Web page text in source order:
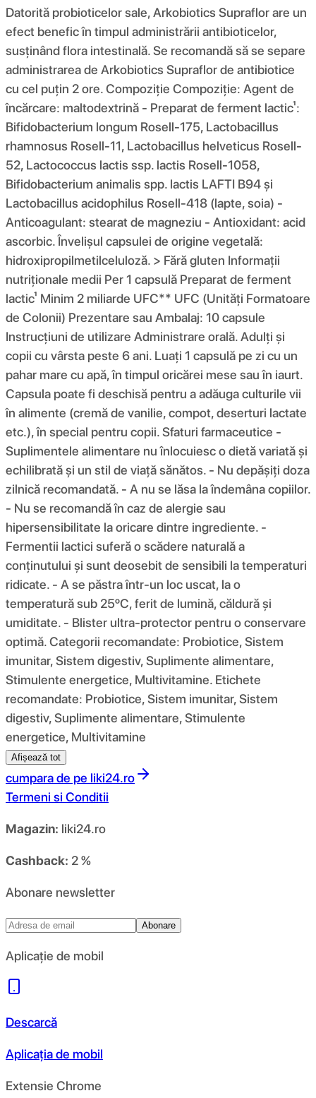
Datorită probioticelor sale, Arkobiotics Supraflor are un
efect benefic în timpul administrării antibioticelor,
susținând flora intestinală. Se recomandă să se separe
administrarea de Arkobiotics Supraflor de antibiotice
cu cel puțin 2 ore. Compoziţie Compoziție: Agent de
încărcare: maltodextrină - Preparat de ferment lactic¹:
Bifidobacterium longum Rosell-175, Lactobacillus
rhamnosus Rosell-11, Lactobacillus helveticus Rosell-
52, Lactococcus lactis ssp. lactis Rosell-1058,
Bifidobacterium animalis spp. lactis LAFTI B94 și
Lactobacillus acidophilus Rosell-418 (lapte, soia) -
Anticoagulant: stearat de magneziu - Antioxidant: acid
ascorbic. Învelișul capsulei de origine vegetală:
hidroxipropilmetilceluloză. > Fără gluten Informații
nutriționale medii Per 1 capsulă Preparat de ferment
lactic¹ Minim 2 miliarde UFC** UFC (Unități Formatoare
de Colonii) Prezentare sau Ambalaj: 10 capsule
Instrucțiuni de utilizare Administrare orală. Adulți și
copii cu vârsta peste 6 ani. Luați 1 capsulă pe zi cu un
pahar mare cu apă, în timpul oricărei mese sau în iaurt.
Capsula poate fi deschisă pentru a adăuga culturile vii
în alimente (cremă de vanilie, compot, deserturi lactate
etc.), în special pentru copii. Sfaturi farmaceutice -
Suplimentele alimentare nu înlocuiesc o dietă variată și
echilibrată și un stil de viață sănătos. - Nu depășiți doza
zilnică recomandată. - A nu se lăsa la îndemâna copiilor.
- Nu se recomandă în caz de alergie sau
hipersensibilitate la oricare dintre ingrediente. -
Fermentii lactici suferă o scădere naturală a
conținutului și sunt deosebit de sensibili la temperaturi
ridicate. - A se păstra într-un loc uscat, la o
temperatură sub 25ºC, ferit de lumină, căldură și
umiditate. - Blister ultra-protector pentru o conservare
optimă. Categorii recomandate: Probiotice, Sistem
imunitar, Sistem digestiv, Suplimente alimentare,
Stimulente energetice, Multivitamine. Etichete
recomandate: Probiotice, Sistem imunitar, Sistem
digestiv, Suplimente alimentare, Stimulente
energetice, Multivitamine
Afișează tot
cumpara de pe liki24.ro
Termeni si Conditii
Magazin: liki24.ro
Cashback: 2 %
Abonare newsletter
Abonare
Aplicație de mobil
Descarcă
Aplicația de mobil
Extensie Chrome